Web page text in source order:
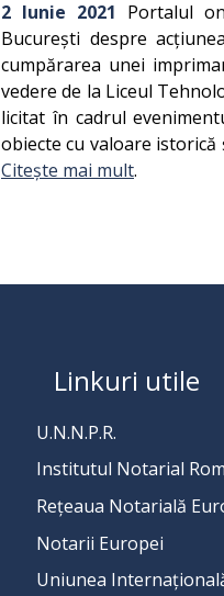
2 Iunie 2021 Portalul
București despre
cumpărarea unei
vedere de la Liceul
licitat în cadrul
obiecte cu valoare istorică
Citește mai mult.
Linkuri utile
U.N.N.P.R.
Institutul Notarial
Rețeaua Notarială
Notarii Europei
Uniunea